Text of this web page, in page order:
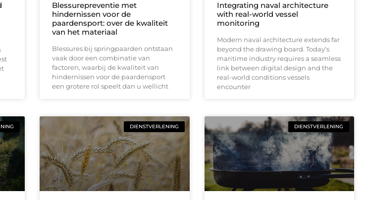
Blessurepreventie met
hindernissen voor de
paardensport: over de kwaliteit
van het materiaal
Blessures bij springpaarden ontstaan
vaak door een combinatie van
factoren, waarbij de kwaliteit van
hindernissen voor de paardensport
een grotere rol speelt dan u wellicht
Integrating naval architecture
with real-world vessel
monitoring
Modern naval architecture extends far
beyond the drawing board. Today’s
maritime industry requires a seamless
link between digital design and the
real-world conditions vessels
encounter
DIENSTVERLENING DIENSTVERLENING